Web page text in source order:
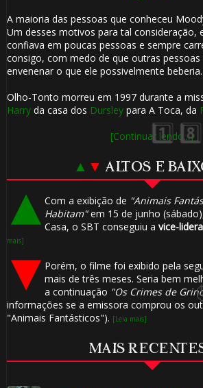
A maioria das pessoas que conheceu
Um desses motivos para tal consideração,
confiava em poucas pessoas e sempre
consigo, com medo de que outras pessoas
envenenar o que ele possivelmente beberia.
Olho-Tonto morreu em 1997 durante a
Harryda casa dos Dursleypara A Toca, da
[Continuar lendo...]
▲ ▼ ALTOS E
Com a exibição de "Animais
Habitam"em 15 de junho
Casa, o SBT conseguiu a vice-
mais]
Porém, o filme foi exibido pela
mais de três meses. Seria bem
a continuação "Os Crimes de
informações se a emissora comprou os
"Animais Fantásticos"). [Leia mais]
MAIS
🎂 🎂
🎂
🎈